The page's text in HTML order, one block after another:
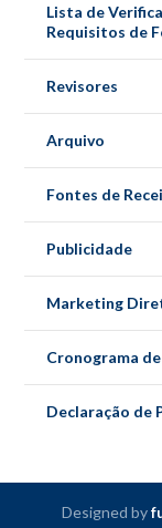
Lista de
Requisitos de
Revisores
Arquivo
Fontes de
Publicidade
Marketing
Cronograma
Declaração de
Designed by